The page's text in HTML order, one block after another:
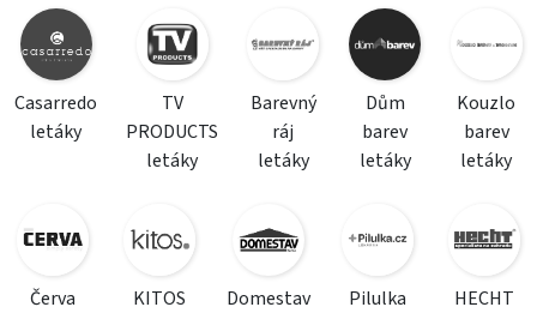
Casarredo
letáky
TV
PRODUCTS
letáky
Barevný
ráj
letáky
Dům
barev
letáky
Kouzlo
barev
letáky
Červa
KITOS
Domestav
Pilulka
HECHT